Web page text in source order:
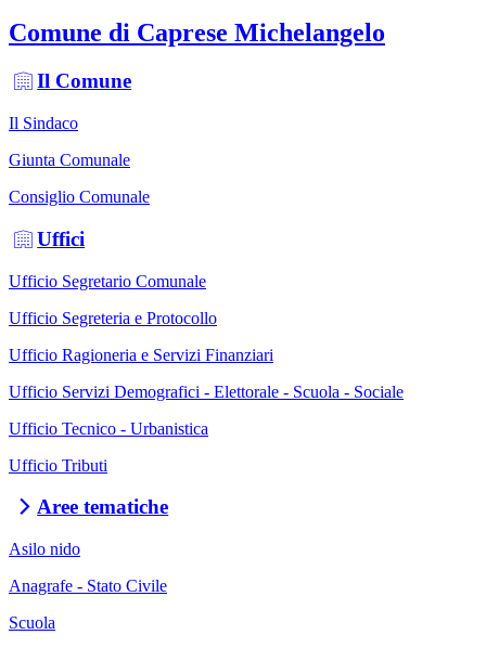
Comune di Caprese Michelangelo
Il Comune
Il Sindaco
Giunta Comunale
Consiglio Comunale
Uffici
Ufficio Segretario Comunale
Ufficio Segreteria e Protocollo
Ufficio Ragioneria e Servizi Finanziari
Ufficio Servizi Demografici - Elettorale - Scuola - Sociale
Ufficio Tecnico - Urbanistica
Ufficio Tributi
Aree tematiche
Asilo nido
Anagrafe - Stato Civile
Scuola